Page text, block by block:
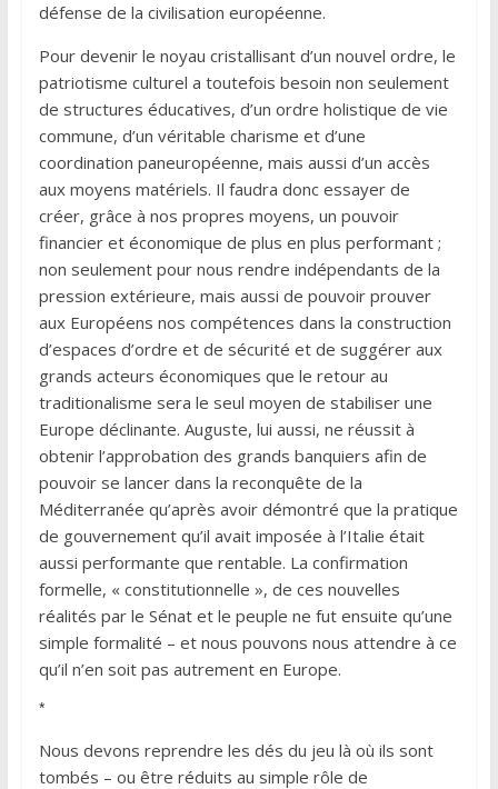
défense de la civilisation européenne.
Pour devenir le noyau cristallisant d’un nouvel ordre, le
patriotisme culturel a toutefois besoin non seulement
de structures éducatives, d’un ordre holistique de vie
commune, d’un véritable charisme et d’une
coordination paneuropéenne, mais aussi d’un accès
aux moyens matériels. Il faudra donc essayer de
créer, grâce à nos propres moyens, un pouvoir
financier et économique de plus en plus performant ;
non seulement pour nous rendre indépendants de la
pression extérieure, mais aussi de pouvoir prouver
aux Européens nos compétences dans la construction
d’espaces d’ordre et de sécurité et de suggérer aux
grands acteurs économiques que le retour au
traditionalisme sera le seul moyen de stabiliser une
Europe déclinante. Auguste, lui aussi, ne réussit à
obtenir l’approbation des grands banquiers afin de
pouvoir se lancer dans la reconquête de la
Méditerranée qu’après avoir démontré que la pratique
de gouvernement qu’il avait imposée à l’Italie était
aussi performante que rentable. La confirmation
formelle, « constitutionnelle », de ces nouvelles
réalités par le Sénat et le peuple ne fut ensuite qu’une
simple formalité – et nous pouvons nous attendre à ce
qu’il n’en soit pas autrement en Europe.
*
Nous devons reprendre les dés du jeu là où ils sont
tombés – ou être réduits au simple rôle de